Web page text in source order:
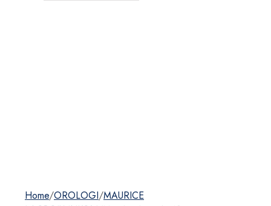
Home/OROLOGI/MAURICE